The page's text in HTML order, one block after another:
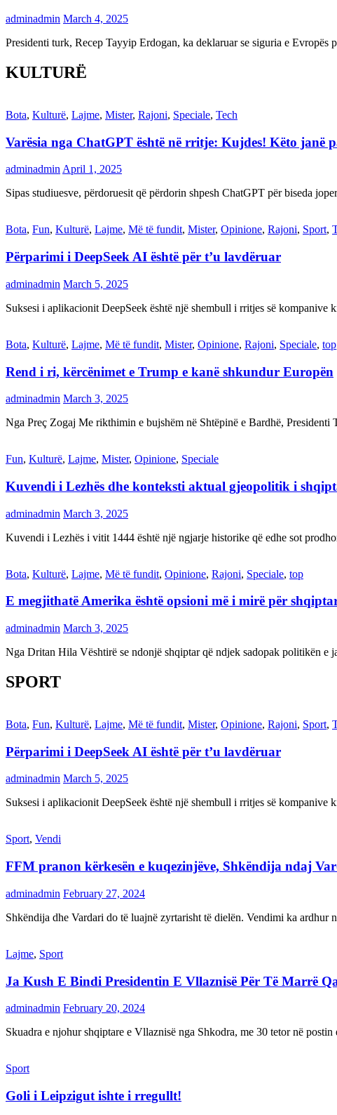
adminadmin March 4, 2025
Presidenti turk, Recep Tayyip Erdogan, ka deklaruar se siguria e
KULTURË
Bota, Kulturë, Lajme, Mister, Rajoni, Speciale, Tech
Varësia nga ChatGPT është në rritje: Kujdes! Këto janë
adminadmin April 1, 2025
Sipas studiuesve, përdoruesit që përdorin shpesh ChatGPT për biseda
Bota, Fun, Kulturë, Lajme, Më të fundit, Mister, Opinione, Rajoni, Sport,
Përparimi i DeepSeek AI është për t’u lavdëruar
adminadmin March 5, 2025
Suksesi i aplikacionit DeepSeek është një shembull i rritjes së
Bota, Kulturë, Lajme, Më të fundit, Mister, Opinione, Rajoni, Speciale, top
Rend i ri, kërcënimet e Trump e kanë shkundur Europën
adminadmin March 3, 2025
Nga Preç Zogaj Me rikthimin e bujshëm në Shtëpinë e Bardhë,
Fun, Kulturë, Lajme, Mister, Opinione, Speciale
Kuvendi i Lezhës dhe konteksti aktual gjeopolitik i
adminadmin March 3, 2025
Kuvendi i Lezhës i vitit 1444 është një ngjarje historike që edhe sot
Bota, Kulturë, Lajme, Më të fundit, Opinione, Rajoni, Speciale, top
E megjithatë Amerika është opsioni më i mirë për
adminadmin March 3, 2025
Nga Dritan Hila Vështirë se ndonjë shqiptar që ndjek sadopak politikën
SPORT
Bota, Fun, Kulturë, Lajme, Më të fundit, Mister, Opinione, Rajoni, Sport,
Përparimi i DeepSeek AI është për t’u lavdëruar
adminadmin March 5, 2025
Suksesi i aplikacionit DeepSeek është një shembull i rritjes së
Sport, Vendi
FFM pranon kërkesën e kuqezinjëve, Shkëndija ndaj
adminadmin February 27, 2024
Shkëndija dhe Vardari do të luajnë zyrtarisht të dielën. Vendimi ka
Lajme, Sport
Ja Kush E Bindi Presidentin E Vllaznisë Për Të Marrë
adminadmin February 20, 2024
Skuadra e njohur shqiptare e Vllaznisë nga Shkodra, me 30 tetor në
Sport
Goli i Leipzigut ishte i rregullt!